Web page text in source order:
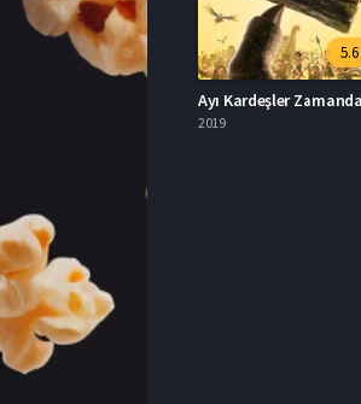
5.6
2019